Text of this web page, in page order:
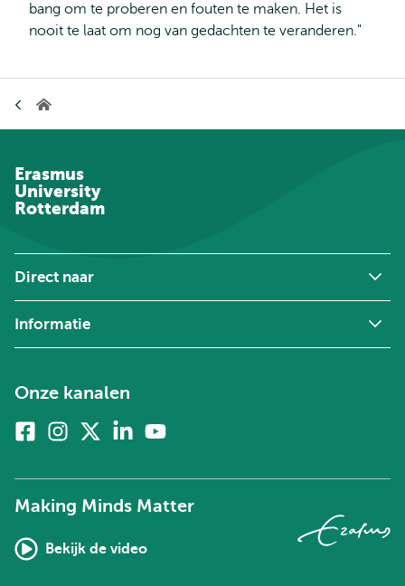
bang om te proberen en fouten te maken. Het is
nooit te laat om nog van gedachten te veranderen."
Home
Erasmus
University
Rotterdam
Direct naar
Informatie
Onze kanalen
FacebookInstagram
twitter)
Linkedin
Making Minds Matter
Bekijk de video